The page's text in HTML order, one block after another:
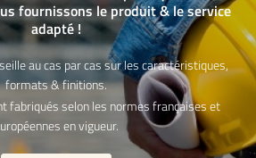
Une
fournissons le produit & le service
adapté !
au cas par cas sur les caractéristiques,
formats & finitions.
fabriqués selon les normes françaises et
en vigueur.